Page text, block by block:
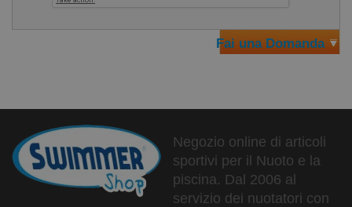
Fai una Domanda
Negozio online di articoli
sportivi per il Nuoto e la
piscina. Dal 2006 al
servizio dei nuotatori con